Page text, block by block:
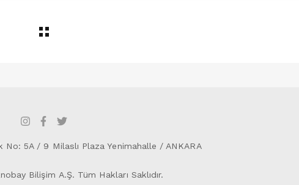
5A / 9 Milaslı Plaza Yenimahalle / ANKARA
Bilişim A.Ş. Tüm Hakları Saklıdır.